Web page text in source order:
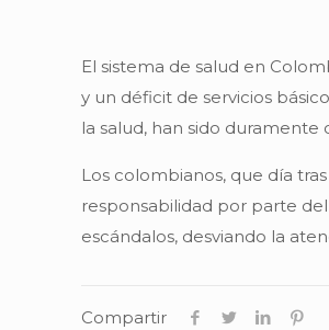
El sistema de salud en
y un déficit de servicios
la salud, han sido
Los colombianos, que día
responsabilidad por parte
escándalos, desviando la
Compartir